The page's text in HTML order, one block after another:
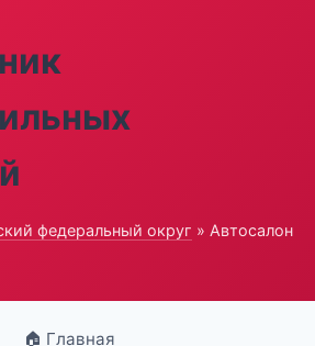
федеральный округ » Автосалон
🏠 Главная